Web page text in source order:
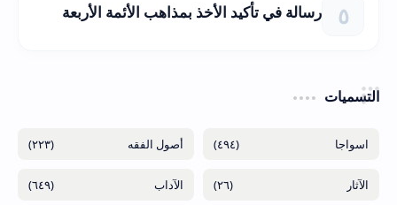
رسالة في تأكيد الأخذ بمذاهب الأئمة الأربعة
التسميات
(٤٩٤) (٢٢٣)
(٢٦) (٦٤٩)